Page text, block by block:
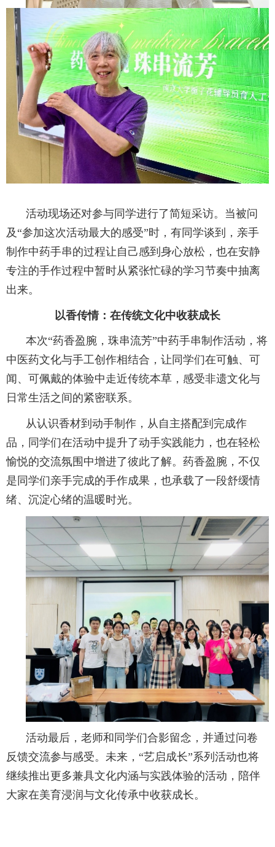
活动现场还对参与同学进行了简短采访。当被问
及“参加这次活动最大的感受”时，有同学谈到，亲手
制作中药手串的过程让自己感到身心放松，也在安静
专注的手作过程中暂时从紧张忙碌的学习节奏中抽离
出来。
以香传情：在传统文化中收获成长
本次“药香盈腕，珠串流芳”中药手串制作活动，将
中医药文化与手工创作相结合，让同学们在可触、可
闻、可佩戴的体验中走近传统本草，感受非遗文化与
日常生活之间的紧密联系。
从认识香材到动手制作，从自主搭配到完成作
品，同学们在活动中提升了动手实践能力，也在轻松
愉悦的交流氛围中增进了彼此了解。药香盈腕，不仅
是同学们亲手完成的手作成果，也承载了一段舒缓情
绪、沉淀心绪的温暖时光。
活动最后，老师和同学们合影留念，并通过问卷
反馈交流参与感受。未来，“艺启成长”系列活动也将
继续推出更多兼具文化内涵与实践体验的活动，陪伴
大家在美育浸润与文化传承中收获成长。